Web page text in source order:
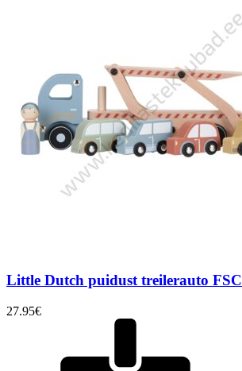
Little Dutch puidust treilerauto FSC
27.95€